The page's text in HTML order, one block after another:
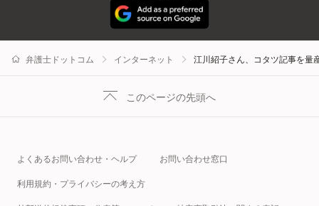
弁護士ドットコム インターネット 江川紹子さん、コタツ記事を量
このページの先頭へ
よくあるお問い合わせ・ヘルプ お問い合わせ窓口
利用規約・プライバシーの考え方